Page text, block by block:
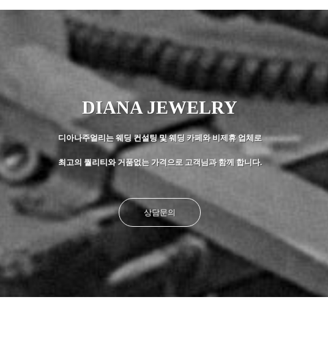
DIANA JEWELRY
디아나주얼리는 웨딩 컨설팅 및 웨딩 카페와 비제휴 업체로
최고의 퀄리티와 거품없는 가격으로 고객님과 함께 합니다.
상담문의